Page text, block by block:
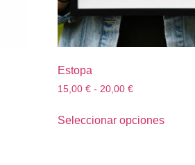
Estopa
15,00€ - 20,00€
Seleccionar opciones